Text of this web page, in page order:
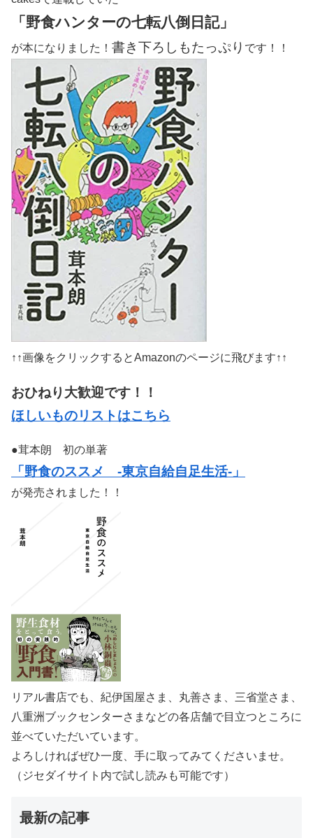
「野食ハンターの七転八倒日記」
が本になりました！ 書き下ろしもたっぷり です！！
↑↑画像をクリックするとAmazonのページに飛びます↑↑
おひねり大歓迎です！！
ほしいものリストはこちら
●茸本朗 初の単著
「野食のススメ -東京自給自足生活-」
が発売されました！！
リアル書店でも、紀伊国屋さま、丸善さま、三省堂さま、
八重洲ブックセンターさまなどの各店舗で目立つところに
並べていただいています。
よろしければぜひ一度、手に取ってみてくださいませ。
（ジセダイサイト内で試し読みも可能です）
最新の記事